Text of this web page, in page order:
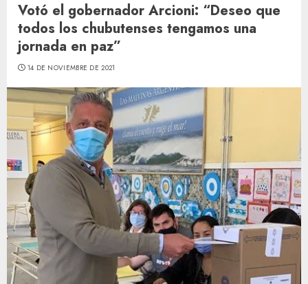
Votó el gobernador Arcioni: “Deseo que
todos los chubutenses tengamos una
jornada en paz”
14 DE NOVIEMBRE DE 2021